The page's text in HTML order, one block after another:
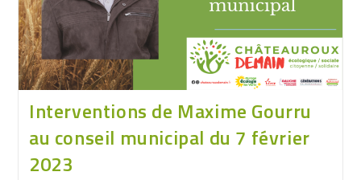
Interventions de Maxime Gourru
au conseil municipal du 7 février
2023